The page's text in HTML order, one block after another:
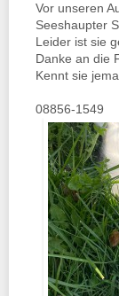
Vor unseren
Seeshaupter
Leider ist sie
Danke an die
Kennt sie
08856-1549